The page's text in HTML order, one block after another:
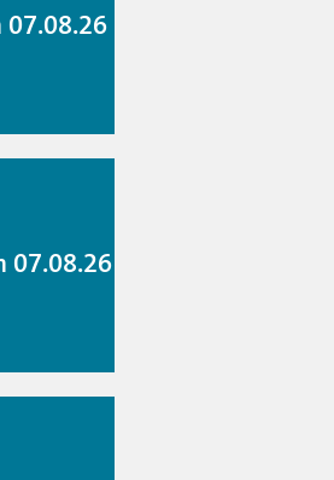
07.08.26